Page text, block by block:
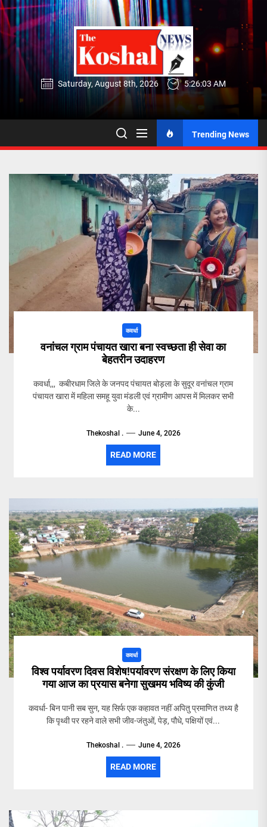
Skip
to
the
content
Saturday, August 8th, 2026 5:26:04 AM
Trending News
कवर्धा
वनांचल ग्राम पंचायत खारा बना स्वच्छता ही सेवा का
बेहतरीन उदाहरण
कवर्धा,,, कबीरधाम जिले के जनपद पंचायत बोड़ला के सुदूर वनांचल ग्राम
पंचायत खारा में महिला समहू युवा मंडली एवं ग्रामीण आपस में मिलकर सभी
के...
Thekoshal . June 4, 2026
READ MORE
कवर्धा
विश्व पर्यावरण दिवस विशेष!पर्यावरण संरक्षण के लिए किया
गया आज का प्रयास बनेगा सुखमय भविष्य की कुंजी
कवर्धा- बिन पानी सब सुन, यह सिर्फ एक कहावत नहीं अपितु प्रमाणित तथ्य है
कि पृथ्वी पर रहने वाले सभी जीव-जंतुओं, पेड़, पौधे, पक्षियों एवं...
Thekoshal . June 4, 2026
READ MORE